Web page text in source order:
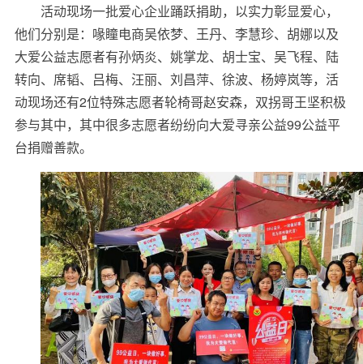
活动现场一批爱心企业踊跃捐助，以实力彰显爱心，
他们分别是：喙瞳电商吴依梦、王丹、李慧珍、胡娜以及
大爱公益志愿者有孙炳炎、姚掌龙、胡士宝、吴飞程、陆
转向、席韬、吕梅、汪丽、刘昌萍、徐波、杨婷岚等，活
动现场还有2位特殊志愿者轮椅哥赵安森，双拐哥王坚积极
参与其中，其中很多志愿者纷纷向大爱寻亲公益99公益平
台捐赠善款。